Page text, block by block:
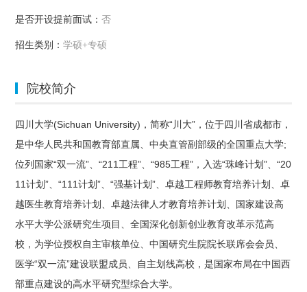
是否开设提前面试：否
招生类别：学硕+专硕
院校简介
四川大学(Sichuan University)，简称“川大”，位于四川省成都市，
是中华人民共和国教育部直属、中央直管副部级的全国重点大学;
位列国家“双一流”、“211工程”、“985工程”，入选“珠峰计划”、“20
11计划”、“111计划”、“强基计划”、卓越工程师教育培养计划、卓
越医生教育培养计划、卓越法律人才教育培养计划、国家建设高
水平大学公派研究生项目、全国深化创新创业教育改革示范高
校，为学位授权自主审核单位、中国研究生院院长联席会会员、
医学“双一流”建设联盟成员、自主划线高校，是国家布局在中国西
部重点建设的高水平研究型综合大学。